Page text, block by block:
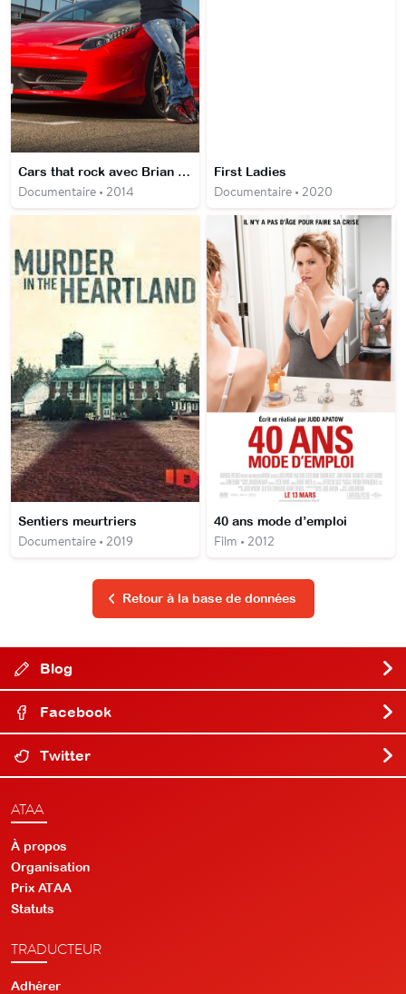
Cars that rock avec Brian Johnson
Documentaire • 2014
First Ladies
Documentaire • 2020
Sentiers meurtriers
Documentaire • 2019
40 ans mode d’emploi
Film • 2012
Retour à la base de données
Blog
Facebook
Twitter
ATAA
À propos
Organisation
Prix ATAA
Statuts
TRADUCTEUR
Adhérer